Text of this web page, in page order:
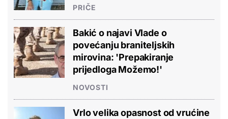
PRIČE
Bakić o najavi Vlade o
povećanju braniteljskih
mirovina: 'Prepakiranje
prijedloga Možemo!'
NOVOSTI
Vrlo velika opasnost od vrućine